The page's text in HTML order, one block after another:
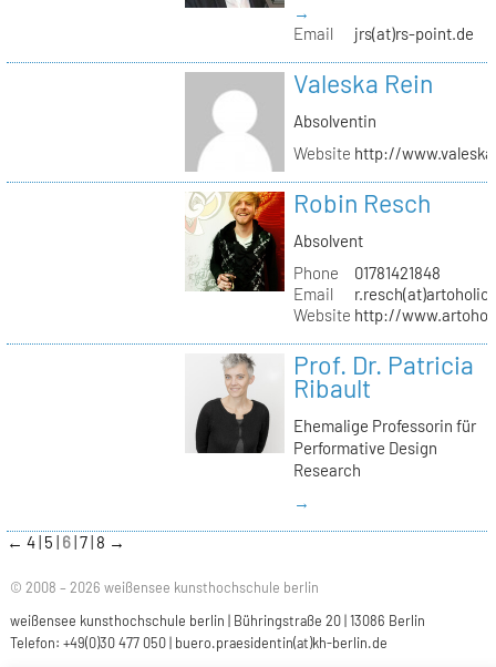
→
Email
jrs(at)rs-point.de
Valeska Rein
Absolventin
Website http://
Robin Resch
Absolvent
Phone
01781421848
Email
Website http://
Prof. Dr. Patricia
Ribault
Ehemalige Professorin für
Performative Design
Research
→
← 4 5 6 7 8 →
© 2008 – 2026 weißensee kunsthochschule berlin
weißensee kunsthochschule berlin | Bühringstraße 20 | 13086 Berlin
Telefon: +49(0)30 477 050 | buero.praesidentin(at)kh-berlin.de